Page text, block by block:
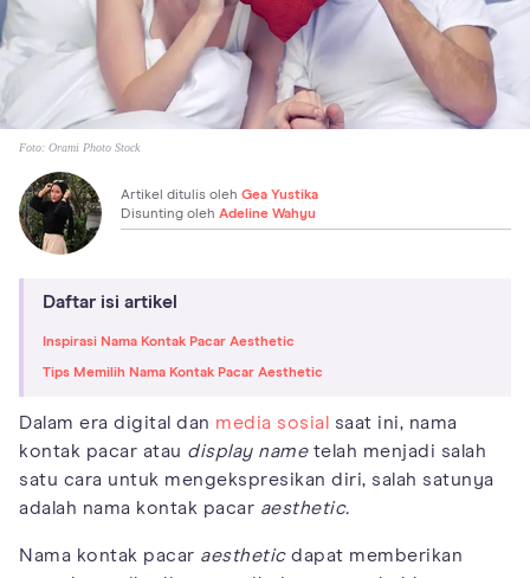
Foto: Orami Photo Stock
Artikel ditulis oleh Gea Yustika
Disunting oleh Adeline Wahyu
Daftar isi artikel
Inspirasi Nama Kontak Pacar Aesthetic
Tips Memilih Nama Kontak Pacar Aesthetic
Dalam era digital dan media sosial saat ini, nama
kontak pacar atau display nametelah menjadi salah
satu cara untuk mengekspresikan diri, salah satunya
adalah nama kontak pacar aesthetic.
Nama kontak pacar aestheticdapat memberikan